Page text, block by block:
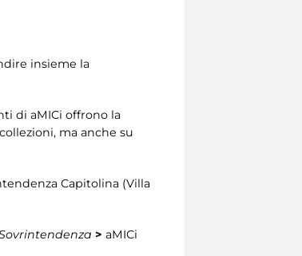
insieme la
di aMICi offrono la
ma anche su
Capitolina (Villa
> aMICi